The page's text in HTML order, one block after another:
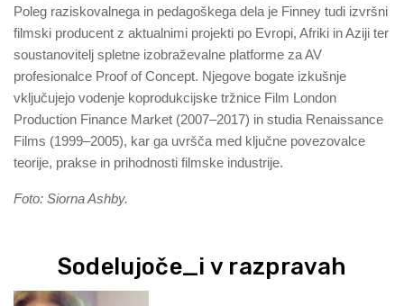
Poleg raziskovalnega in pedagoškega dela je Finney tudi izvršni
filmski producent z aktualnimi projekti po Evropi, Afriki in Aziji ter
soustanovitelj spletne izobraževalne platforme za AV
profesionalce Proof of Concept. Njegove bogate izkušnje
vključujejo vodenje koprodukcijske tržnice Film London
Production Finance Market (2007–2017) in studia Renaissance
Films (1999–2005), kar ga uvršča med ključne povezovalce
teorije, prakse in prihodnosti filmske industrije.
Foto: Siorna Ashby.
Sodelujoče_i v razpravah